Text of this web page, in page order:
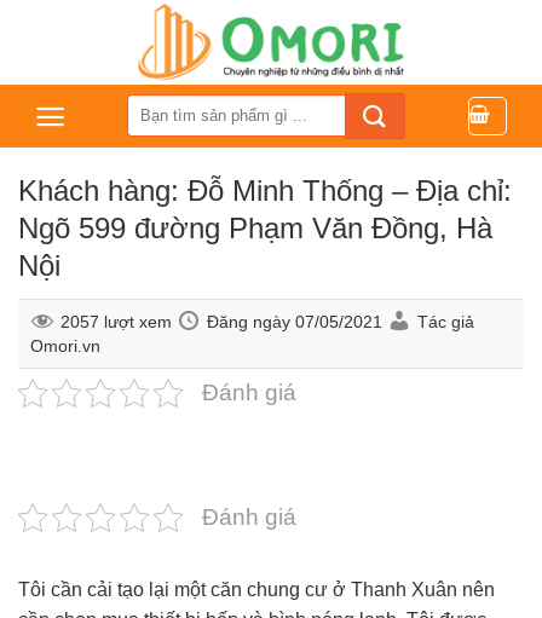
dung
Tìm
kiếm:
Khách hàng: Đỗ Minh Thống – Địa chỉ:
Ngõ 599 đường Phạm Văn Đồng, Hà
Nội
2057 lượt xem Đăng ngày 07/05/2021
Tác giả
Omori.vn
Đánh giá
Đánh giá
Tôi cần cải tạo lại một căn chung cư ở Thanh Xuân nên